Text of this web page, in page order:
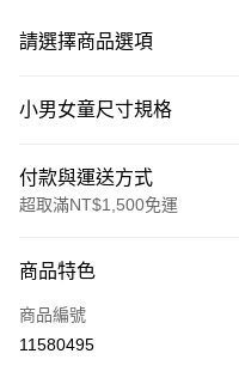
請選擇商品選項
小男女童尺寸規格
付款與運送方式
超取滿NT$1,500免運
信用卡一次付款
信用卡分期付款
商品特色
商品編號
11580495